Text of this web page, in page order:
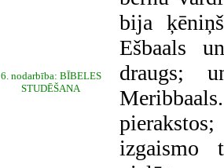
bija
Ešbaals
draugs;
6. nodarbība: BĪBELES
STUDĒŠANA